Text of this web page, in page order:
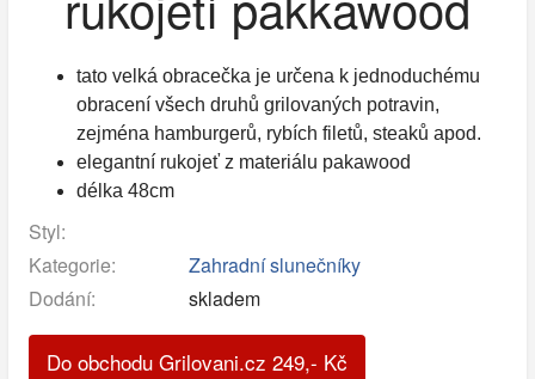
tato velká obracečka je určena k jednoduchému
obracení všech druhů grilovaných potravin,
zejména hamburgerů, rybích filetů, steaků apod.
elegantní rukojeť z materiálu pakawood
délka 48cm
Styl:
Kategorie:
Zahradní slunečníky
Dodání:
skladem
Do obchodu Grilovani.cz 249,- Kč